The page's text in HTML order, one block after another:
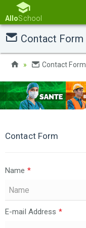
AlloSchool
Contact Form
Contact Form
Contact Form
Name *
E-mail Address *